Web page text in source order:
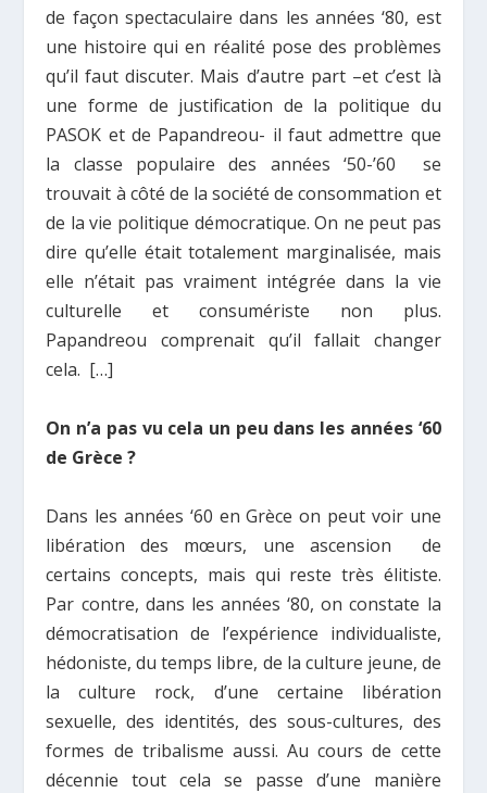
de façon spectaculaire dans les années ‘80, est
une histoire qui en réalité pose des problèmes
qu’il faut discuter. Mais d’autre part –et c’est là
une forme de justification de la politique du
PASOK et de Papandreou- il faut admettre que
la classe populaire des années ‘50-’60 se
trouvait à côté de la société de consommation et
de la vie politique démocratique. On ne peut pas
dire qu’elle était totalement marginalisée, mais
elle n’était pas vraiment intégrée dans la vie
culturelle et consumériste non plus.
Papandreou comprenait qu’il fallait changer
cela. […]
On n’a pas vu cela un peu dans les années ‘60
de Grèce ?
Dans les années ‘60 en Grèce on peut voir une
libération des mœurs, une ascension de
certains concepts, mais qui reste très élitiste.
Par contre, dans les années ‘80, on constate la
démocratisation de l’expérience individualiste,
hédoniste, du temps libre, de la culture jeune, de
la culture rock, d’une certaine libération
sexuelle, des identités, des sous-cultures, des
formes de tribalisme aussi. Au cours de cette
décennie tout cela se passe d’une manière